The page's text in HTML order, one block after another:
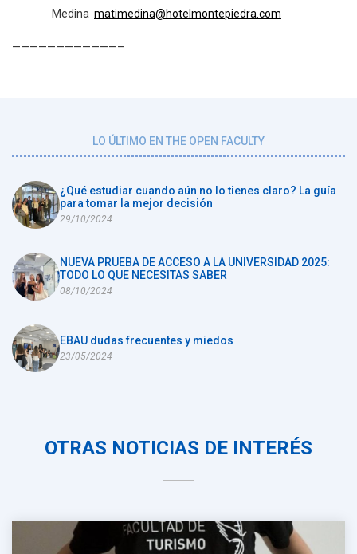
Medina matimedina@hotelmontepiedra.com
————————————–
LO ÚLTIMO EN THE OPEN FACULTY
¿Qué estudiar cuando aún no lo tienes claro? La guía
para tomar la mejor decisión
29/10/2024
NUEVA PRUEBA DE ACCESO A LA UNIVERSIDAD 2025:
TODO LO QUE NECESITAS SABER
08/10/2024
EBAU dudas frecuentes y miedos
23/05/2024
OTRAS NOTICIAS DE INTERÉS